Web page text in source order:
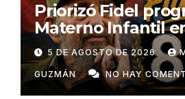
Priorizó Fidel
Materno Infantil
5 DE AGOSTO DE 2026
GUZMÁN NO HAY